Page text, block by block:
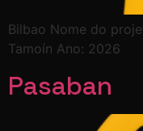
Bilbao Nome do
Tamoín Ano: 2026
Pasaban